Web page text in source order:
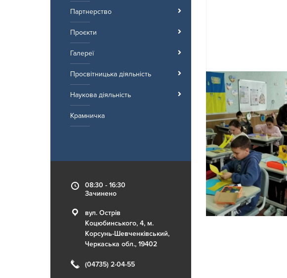
Партнерство
Проєкти
Галереї
Просвітницька діяльність
Наукова діяльність
Крамничка
08:30 - 16:30
Зачинено
вул. Острів
Коцюбинського, 4, м.
Корсунь-Шевченківський,
Черкаська обл., 19402
(04735) 2-04-55